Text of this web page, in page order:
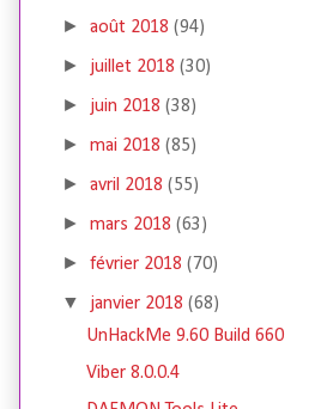
►août 2018(94)
► juillet 2018(30)
► juin 2018(38)
►mai 2018(85)
►avril 2018(55)
►mars 2018(63)
►février 2018(70)
▼ janvier 2018(68)
UnHackMe 9.60 Build 660
Viber 8.0.0.4